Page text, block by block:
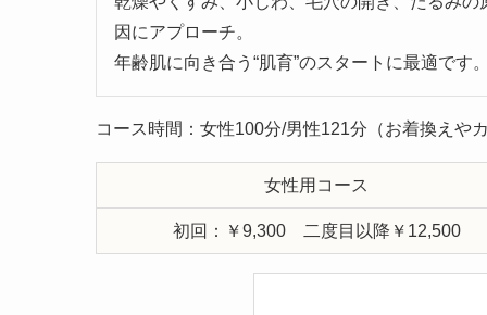
因にアプローチ。
年齢肌に向き合う“肌育”のスタートに最適です
コース時間：女性100分/男性121分（お着換えや
女性用コース
初回：￥9,300 二度目以降￥12,500